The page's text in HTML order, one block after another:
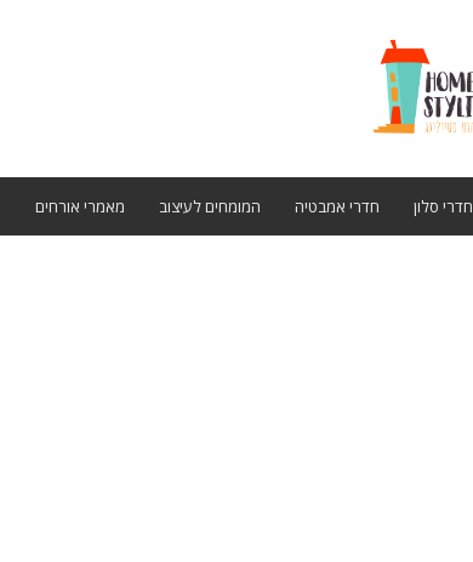
חדרי סלון חדרי אמבטיה המומחים לעיצוב מאמרי אורחים